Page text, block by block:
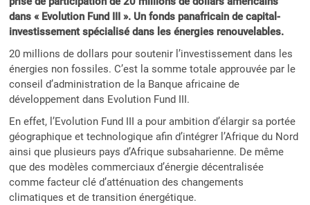
dans « Evolution Fund III ». Un fonds panafricain de capital-
investissement spécialisé dans les énergies renouvelables.
20 millions de dollars pour soutenir l’investissement dans les
énergies non fossiles. C’est la somme totale approuvée par le
conseil d’administration de la Banque africaine de
développement dans Evolution Fund III.
En effet, l’Evolution Fund III a pour ambition d’élargir sa portée
géographique et technologique afin d’intégrer l’Afrique du Nord
ainsi que plusieurs pays d’Afrique subsaharienne. De même
que des modèles commerciaux d’énergie décentralisée
comme facteur clé d’atténuation des changements
climatiques et de transition énergétique.